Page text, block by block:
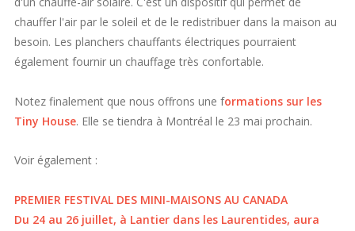
chauffer l'air par le soleil et de le redistribuer dans la maison au
besoin. Les planchers chauffants électriques pourraient
également fournir un chauffage très confortable.
Notez finalement que nous offrons une formations sur les
Tiny House. Elle se tiendra à Montréal le 23 mai prochain.
Voir également :
PREMIER FESTIVAL DES MINI-MAISONS AU CANADA
Du 24 au 26 juillet, à Lantier dans les Laurentides, aura